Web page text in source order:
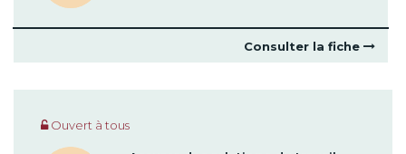
Consulter la fiche
Ouvert à tous